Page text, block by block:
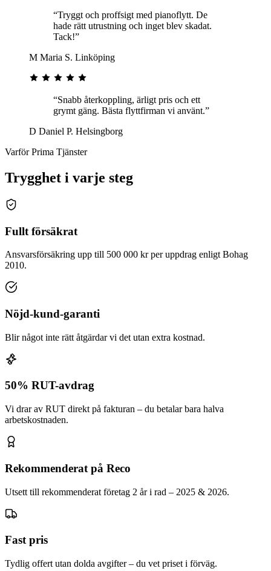
“Tryggt och proffsigt med pianoflytt. De
hade rätt utrustning och inget blev skadat.
Tack!”
M Maria S. Linköping
“Snabb återkoppling, ärligt pris och ett
grymt gäng. Bästa flyttfirman vi använt.”
D Daniel P. Helsingborg
Varför Prima Tjänster
Trygghet i varje steg
Fullt försäkrat
Ansvarsförsäkring upp till 500 000 kr per uppdrag enligt Bohag
2010.
Nöjd-kund-garanti
Blir något inte rätt åtgärdar vi det utan extra kostnad.
50% RUT-avdrag
Vi drar av RUT direkt på fakturan – du betalar bara halva
arbetskostnaden.
Rekommenderat på Reco
Utsett till rekommenderat företag 2 år i rad – 2025 & 2026.
Fast pris
Tydlig offert utan dolda avgifter – du vet priset i förväg.